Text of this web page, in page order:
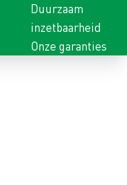
Duurzaam
inzetbaarheid
Onze garanties